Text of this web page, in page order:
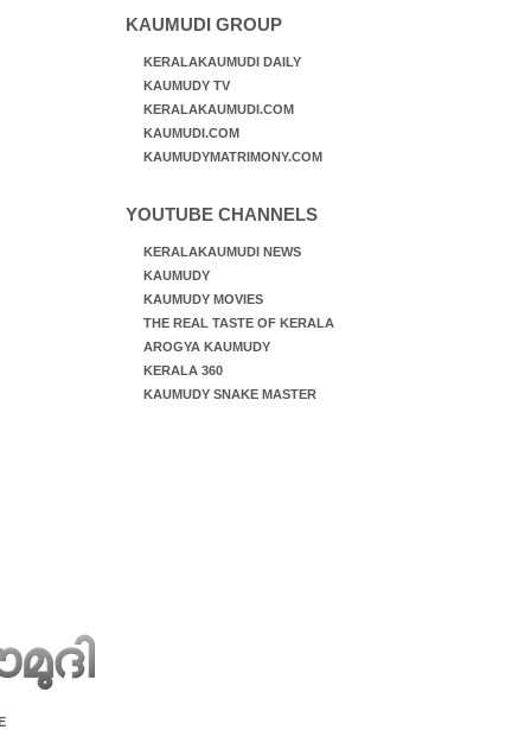
KAUMUDI GROUP
KERALAKAUMUDI DAILY
KAUMUDY TV
KERALAKAUMUDI.COM
KAUMUDI.COM
KAUMUDYMATRIMONY.COM
YOUTUBE CHANNELS
KERALAKAUMUDI NEWS
KAUMUDY
KAUMUDY MOVIES
THE REAL TASTE OF KERALA
AROGYA KAUMUDY
KERALA 360
KAUMUDY SNAKE MASTER